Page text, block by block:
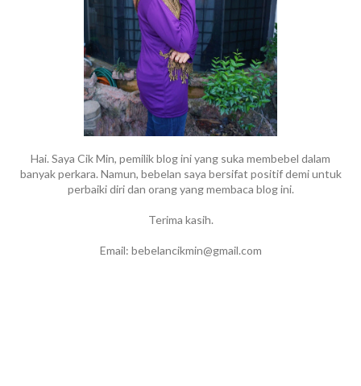
Hai. Saya Cik Min, pemilik blog ini yang suka membebel dalam
banyak perkara. Namun, bebelan saya bersifat positif demi untuk
perbaiki diri dan orang yang membaca blog ini.
Terima kasih.
Email: bebelancikmin@gmail.com